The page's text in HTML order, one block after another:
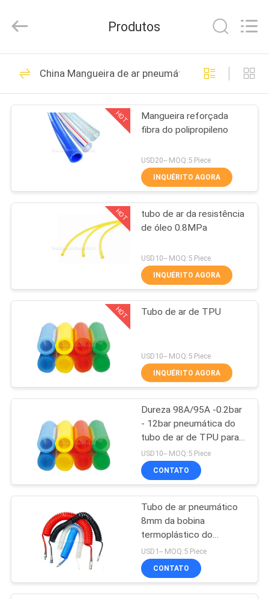
CASA
PRODUTOS
VÍDEOS
NÓS
EXCURSÃO
CONTROLE
QUALIDADE
CONTACTE-
PEÇA
UMAS
CITAÇÕES
SHOW
MAPA
FLUID
AUTOMATIC
All
Reserved.
Solenóide - válvula
de controle
direcional operada
32
Válvula de
solenóide
pneumática de 2
maneiras
30
Válvula de controle
direcional manual
Válvula do
concentrador do
oxigênio
16
Produtos
China Mangueira de ar pneumática
HOT
Mangueira reforçada
fibra do polipropileno
USD20-- MOQ:5 Piece
INQUÉRITO AGORA
HOT
tubo de ar da resistência
de óleo 0.8MPa
USD10-- MOQ:5 Piece
INQUÉRITO AGORA
HOT Tubo de ar de TPU
USD10-- MOQ:5 Piece
INQUÉRITO AGORA
Dureza 98A/95A -0.2bar
- 12bar pneumática do
tubo de ar de TPU para o
sistema pneumático da
automatização
USD10-- MOQ:5 Piece
CONTATO
Tubo de ar pneumático
8mm da bobina
termoplástico do
poliuretano com caber
ambas as extremidades,
mangueira de ar de Sprial
USD1-- MOQ:5 Piece
CONTATO